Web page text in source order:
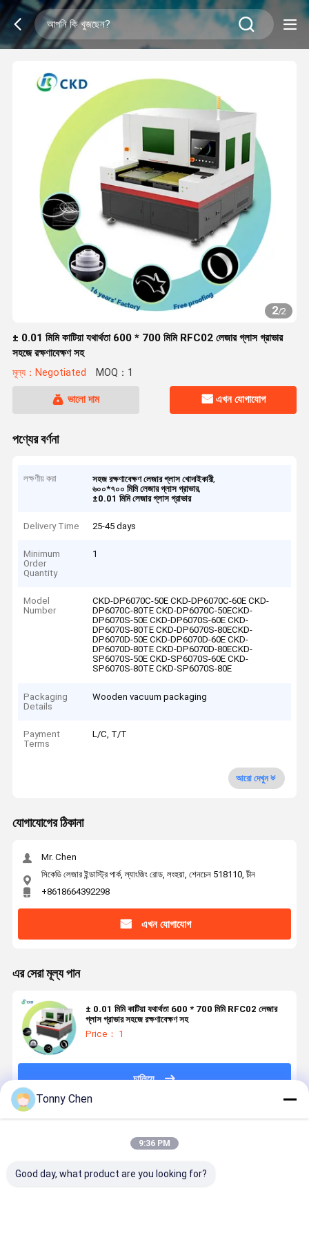
2/2
± 0.01 মিমি কাটিয়া যথার্থতা 600 * 700 মিমি RFC02 লেজার গ্লাস গ্রাভার
সহজে রক্ষণাবেক্ষণ সহ
মূল্য：Negotiated MOQ：1
ভালো দাম এখন যোগাযোগ
পণ্যের বর্ণনা
লক্ষণীয় করা সহজ রক্ষণাবেক্ষণ লেজার গ্লাস খোদাইকারী,
৬০০*৭০০ মিমি লেজার গ্লাস গ্রাভার,
±0.01 মিমি লেজার গ্লাস গ্রাভার
Delivery Time 25-45 days
Minimum
Order
Quantity
1
Model
Number
CKD-DP6070C-50E CKD-DP6070C-60E CKD-
DP6070C-80TE CKD-DP6070C-50ECKD-
DP6070S-50E CKD-DP6070S-60E CKD-
DP6070S-80TE CKD-DP6070S-80ECKD-
DP6070D-50E CKD-DP6070D-60E CKD-
DP6070D-80TE CKD-DP6070D-80ECKD-
SP6070S-50E CKD-SP6070S-60E CKD-
SP6070S-80TE CKD-SP6070S-80E
Packaging
Details
Wooden vacuum packaging
Payment
Terms
L/C, T/T
আরো দেখুন
যোগাযোগের ঠিকানা
Mr. Chen
সিকেডি লেজার ইন্ডাস্ট্রি পার্ক, ল্যাংজিং রোড, লংহুয়া, শেনচেন 518110, চীন
+8618664392298
এখন যোগাযোগ
এর সেরা মূল্য পান
± 0.01 মিমি কাটিয়া যথার্থতা 600 * 700 মিমি RFC02 লেজার
গ্লাস গ্রাভার সহজে রক্ষণাবেক্ষণ সহ
Price： 1
চালিয়ে
Tonny Chen
9:36 PM
Good day, what product are you looking for?